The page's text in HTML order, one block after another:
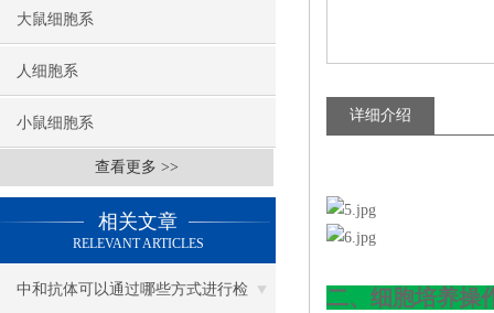
大鼠细胞系
人细胞系
小鼠细胞系
查看更多 >>
相关文章
RELEVANT ARTICLES
中和抗体可以通过哪些方式进行检
详细介绍
二、细胞培养操